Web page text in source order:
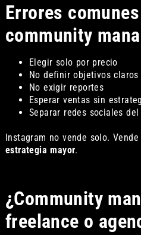
Errores
community
Elegir solo por precio
No definir objetivos claros
No exigir reportes
Esperar ventas sin
Separar redes sociales
Instagram no vende solo.
estrategia mayor.
¿Community
freelance o